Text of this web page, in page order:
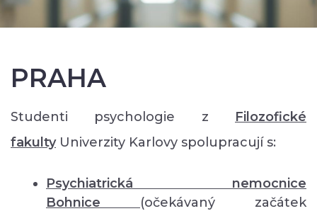
PRAHA
Studenti psychologie z Filozofické
fakulty Univerzity Karlovy spolupracují s:
Psychiatrická nemocnice
Bohnice (očekávaný začátek